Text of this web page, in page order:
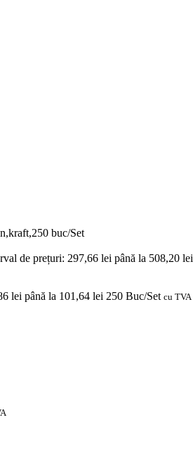
buc/Set
de prețuri: 297,66 lei până la 508,20 lei
lei până la 101,64 lei 250 Buc/Set cu TVA